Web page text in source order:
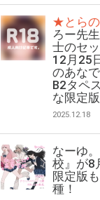
★とら
ろー先
士のセ
12月25
のあな
B2タペ
な限定
2025.12.18
なーゆ
校』が8
限定版
種！